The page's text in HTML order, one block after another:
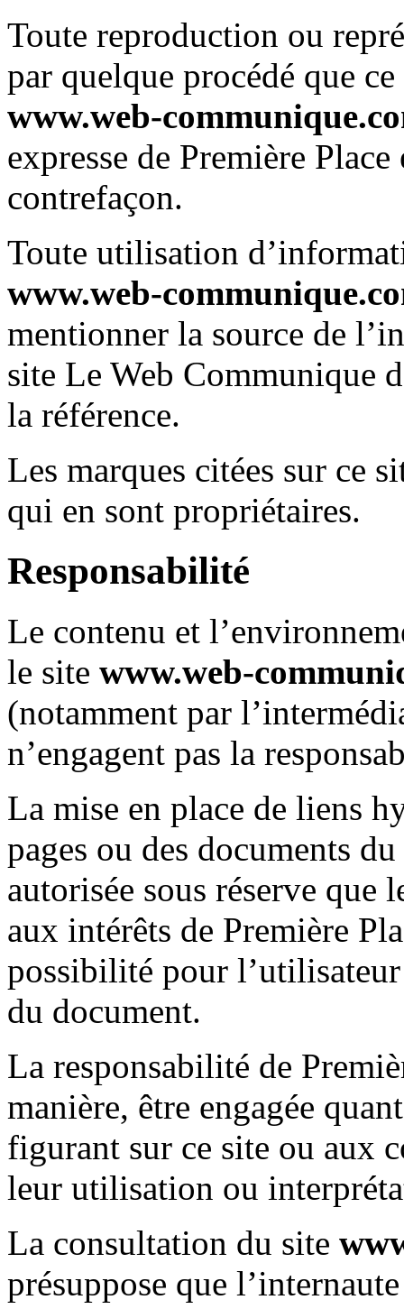
Toute reproduction ou
par quelque procédé que
www.web-
expresse de Première
contrefaçon.
Toute utilisation
www.web-
mentionner la source de
site Le Web Communique
la référence.
Les marques citées sur ce
qui en sont propriétaires.
Responsabilité
Le contenu et
le site www.web-
(notamment par
n’engagent pas la
La mise en place de liens
pages ou des documents
autorisée sous réserve que
aux intérêts de Première
possibilité pour
du document.
La responsabilité de
manière, être engagée
figurant sur ce site ou aux
leur utilisation ou
La consultation du site
présuppose que